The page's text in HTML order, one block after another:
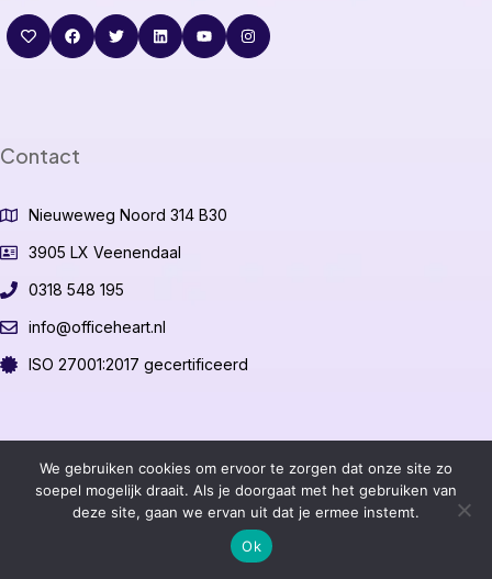
Contact
Nieuweweg Noord 314 B30
3905 LX Veenendaal
0318 548 195
info@officeheart.nl
ISO 27001:2017 gecertificeerd
©2026 OfficeHeart B.V.
Algemene voorwaarden
We gebruiken cookies om ervoor te zorgen dat onze site zo
soepel mogelijk draait. Als je doorgaat met het gebruiken van
deze site, gaan we ervan uit dat je ermee instemt.
Ok